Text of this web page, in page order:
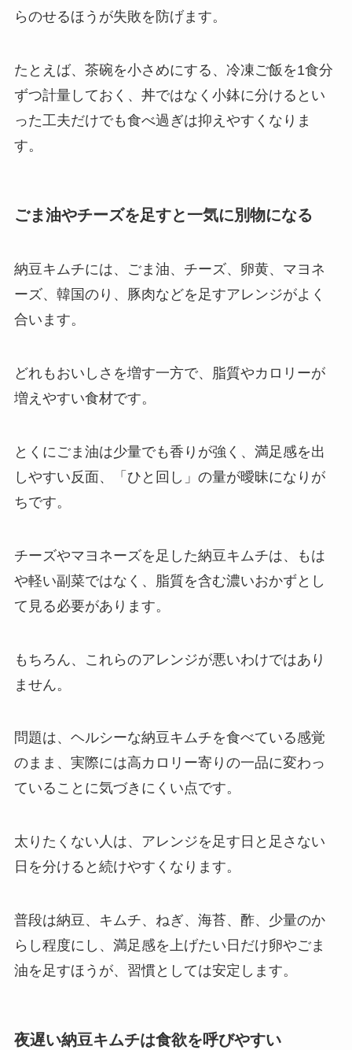
らのせるほうが失敗を防げます。
たとえば、茶碗を小さめにする、冷凍ご飯を1食分
ずつ計量しておく、丼ではなく小鉢に分けるとい
った工夫だけでも食べ過ぎは抑えやすくなりま
す。
ごま油やチーズを足すと一気に別物になる
納豆キムチには、ごま油、チーズ、卵黄、マヨネ
ーズ、韓国のり、豚肉などを足すアレンジがよく
合います。
どれもおいしさを増す一方で、脂質やカロリーが
増えやすい食材です。
とくにごま油は少量でも香りが強く、満足感を出
しやすい反面、「ひと回し」の量が曖昧になりが
ちです。
チーズやマヨネーズを足した納豆キムチは、もは
や軽い副菜ではなく、脂質を含む濃いおかずとし
て見る必要があります。
もちろん、これらのアレンジが悪いわけではあり
ません。
問題は、ヘルシーな納豆キムチを食べている感覚
のまま、実際には高カロリー寄りの一品に変わっ
ていることに気づきにくい点です。
太りたくない人は、アレンジを足す日と足さない
日を分けると続けやすくなります。
普段は納豆、キムチ、ねぎ、海苔、酢、少量のか
らし程度にし、満足感を上げたい日だけ卵やごま
油を足すほうが、習慣としては安定します。
夜遅い納豆キムチは食欲を呼びやすい